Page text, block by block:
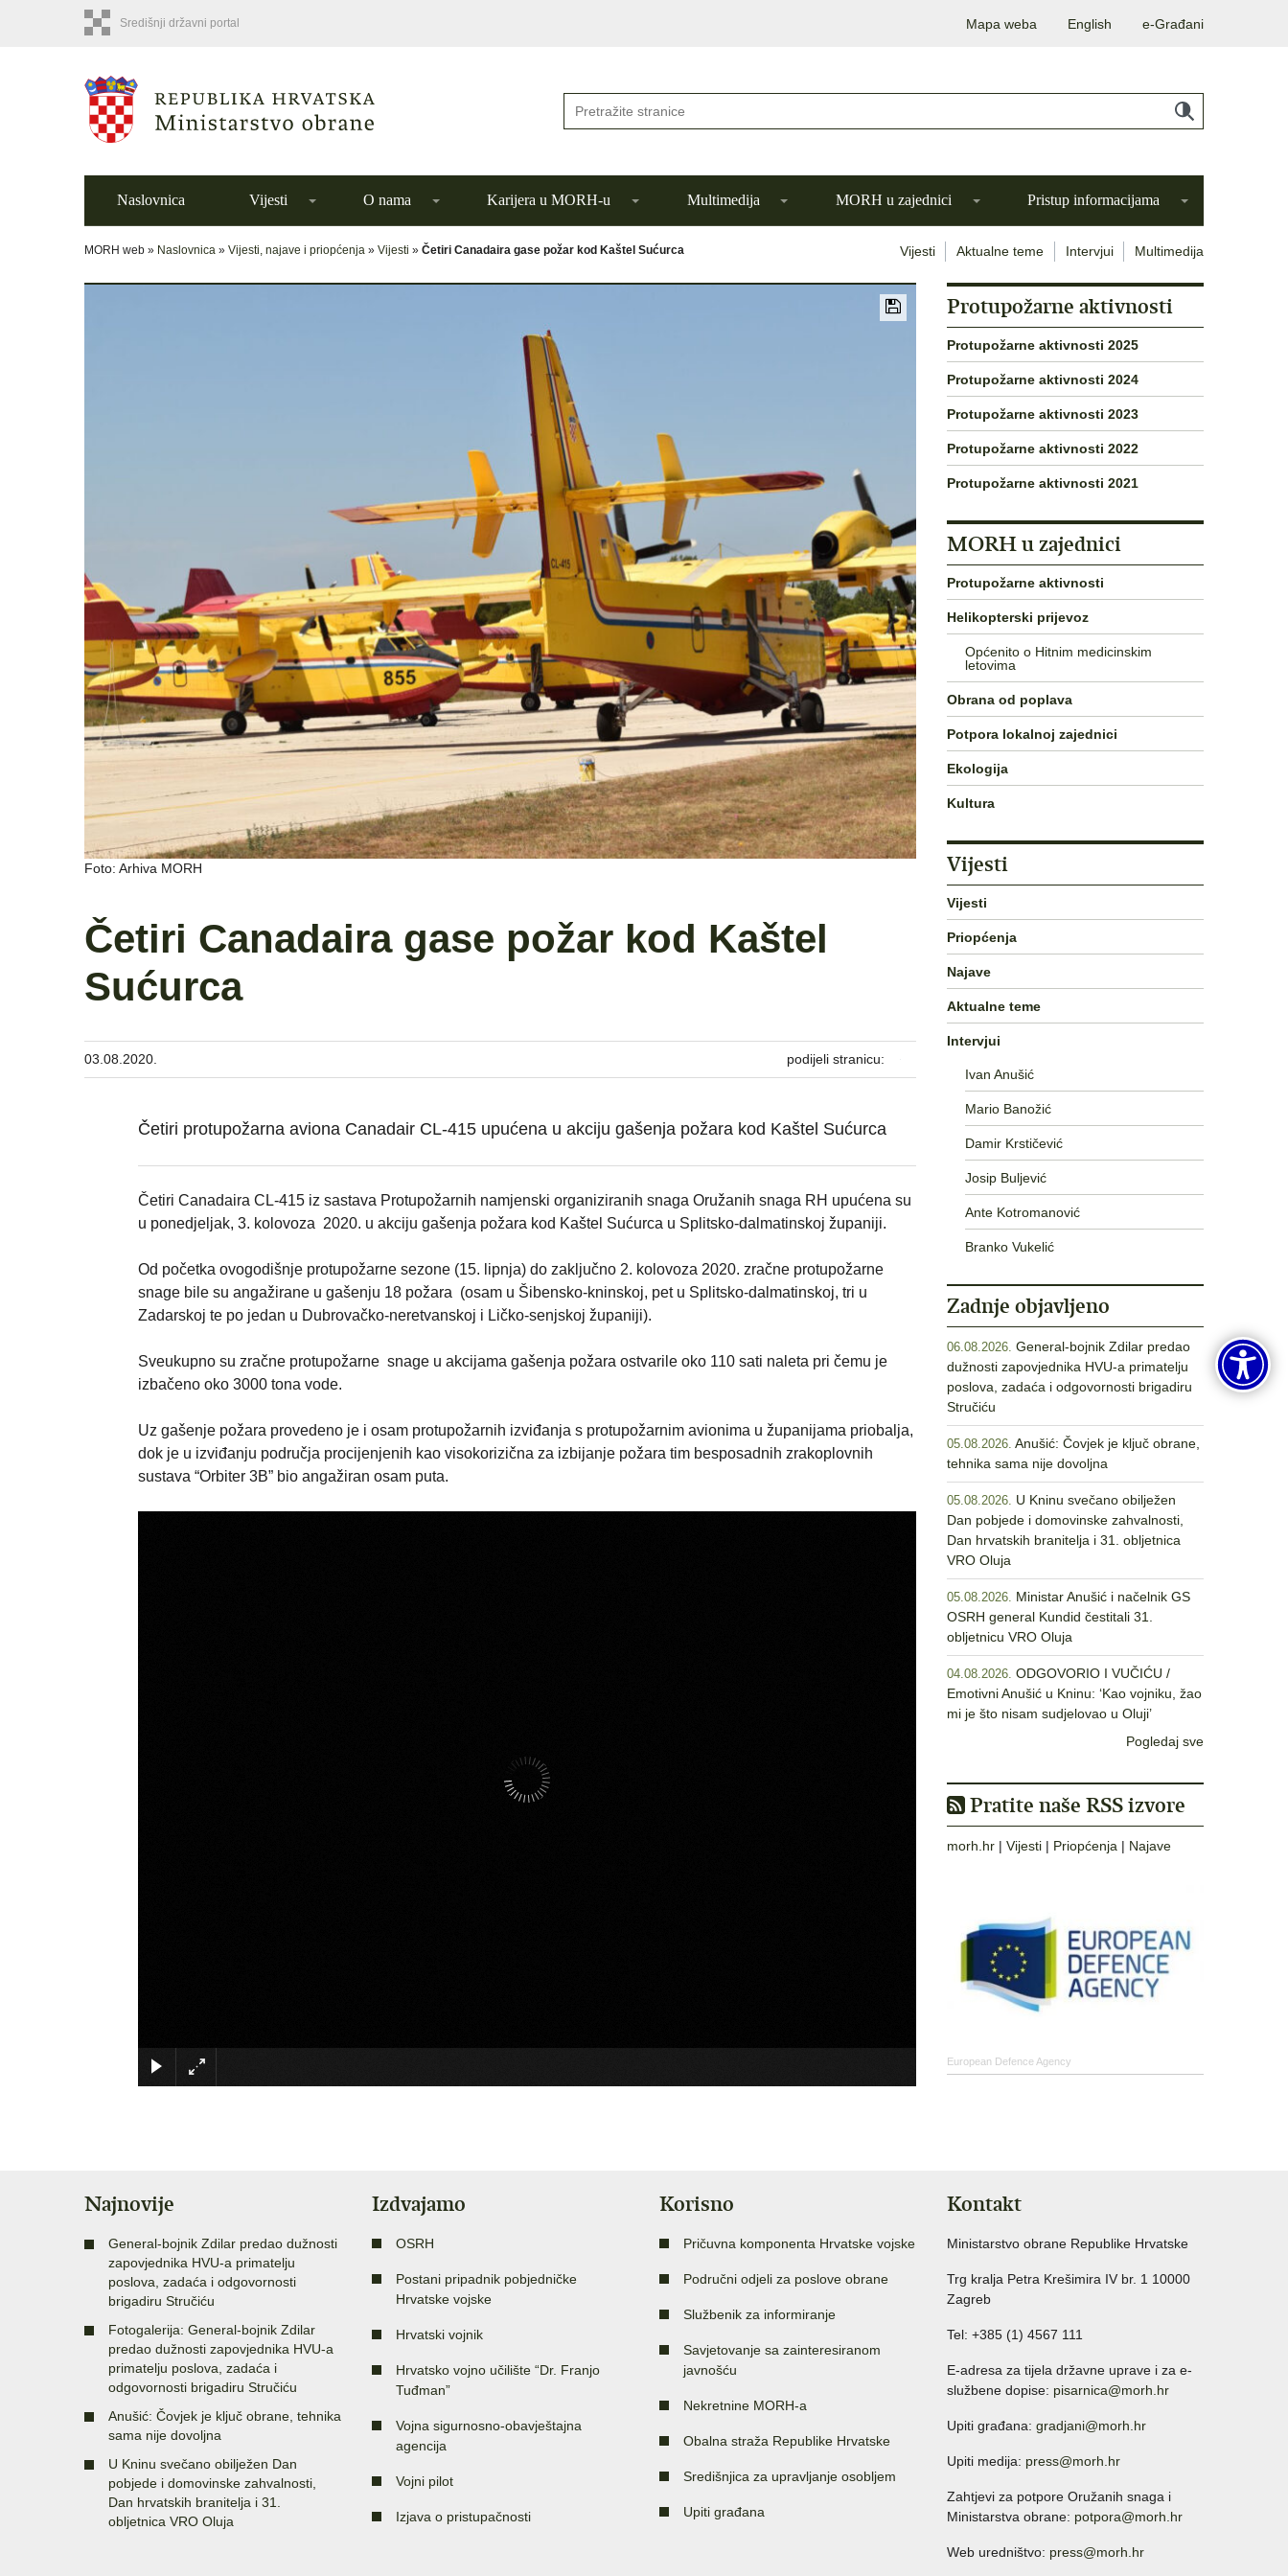
Središnji državni portal Mapa weba English e-Građani
Naslovnica Vijesti O nama Karijera u MORH-u Multimedija MORH u zajednici Pristup informacijama
MORH web » Naslovnica » Vijesti, najave i priopćenja » Vijesti » Četiri Canadaira gase požar kod Kaštel Sućurca Vijesti Aktualne teme Intervjui Multimedija
Foto: Arhiva MORH
Četiri Canadaira gase požar kod Kaštel
Sućurca
03.08.2020. podijeli stranicu:
Četiri protupožarna aviona Canadair CL-415 upućena u akciju gašenja požara kod Kaštel Sućurca
Četiri Canadaira CL-415 iz sastava Protupožarnih namjenski organiziranih snaga Oružanih snaga RH upućena su
u ponedjeljak, 3. kolovoza 2020. u akciju gašenja požara kod Kaštel Sućurca u Splitsko-dalmatinskoj županiji.
Od početka ovogodišnje protupožarne sezone (15. lipnja) do zaključno 2. kolovoza 2020. zračne protupožarne
snage bile su angažirane u gašenju 18 požara (osam u Šibensko-kninskoj, pet u Splitsko-dalmatinskoj, tri u
Zadarskoj te po jedan u Dubrovačko-neretvanskoj i Ličko-senjskoj županiji).
Sveukupno su zračne protupožarne snage u akcijama gašenja požara ostvarile oko 110 sati naleta pri čemu je
izbačeno oko 3000 tona vode.
Uz gašenje požara provedeno je i osam protupožarnih izviđanja s protupožarnim avionima u županijama priobalja,
dok je u izviđanju područja procijenjenih kao visokorizična za izbijanje požara tim besposadnih zrakoplovnih
sustava “Orbiter 3B” bio angažiran osam puta.
Protupožarne aktivnosti
Protupožarne aktivnosti 2025
Protupožarne aktivnosti 2024
Protupožarne aktivnosti 2023
Protupožarne aktivnosti 2022
Protupožarne aktivnosti 2021
MORH u zajednici
Protupožarne aktivnosti
Helikopterski prijevoz
Općenito o Hitnim medicinskim
letovima
Obrana od poplava
Potpora lokalnoj zajednici
Ekologija
Kultura
Vijesti
Vijesti
Priopćenja
Najave
Aktualne teme
Intervjui
Ivan Anušić
Mario Banožić
Damir Krstičević
Josip Buljević
Ante Kotromanović
Branko Vukelić
Zadnje objavljeno
06.08.2026. General-bojnik Zdilar predao
dužnosti zapovjednika HVU-a primatelju
poslova, zadaća i odgovornosti brigadiru
Stručiću
05.08.2026. Anušić: Čovjek je ključ obrane,
tehnika sama nije dovoljna
05.08.2026. U Kninu svečano obilježen
Dan pobjede i domovinske zahvalnosti,
Dan hrvatskih branitelja i 31. obljetnica
VRO Oluja
05.08.2026. Ministar Anušić i načelnik GS
OSRH general Kundid čestitali 31.
obljetnicu VRO Oluja
04.08.2026. ODGOVORIO I VUČIĆU /
Emotivni Anušić u Kninu: ‘Kao vojniku, žao
mi je što nisam sudjelovao u Oluji’
Pogledaj sve
Pratite naše RSS izvore
morh.hr | Vijesti | Priopćenja | Najave
European Defence Agency
Najnovije
General-bojnik Zdilar predao dužnosti
zapovjednika HVU-a primatelju
poslova, zadaća i odgovornosti
brigadiru Stručiću
Fotogalerija: General-bojnik Zdilar
predao dužnosti zapovjednika HVU-a
primatelju poslova, zadaća i
odgovornosti brigadiru Stručiću
Anušić: Čovjek je ključ obrane, tehnika
sama nije dovoljna
U Kninu svečano obilježen Dan
pobjede i domovinske zahvalnosti,
Dan hrvatskih branitelja i 31.
obljetnica VRO Oluja
Izdvajamo
OSRH
Postani pripadnik pobjedničke
Hrvatske vojske
Hrvatski vojnik
Hrvatsko vojno učilište “Dr. Franjo
Tuđman”
Vojna sigurnosno-obavještajna
agencija
Vojni pilot
Izjava o pristupačnosti
Korisno
Pričuvna komponenta Hrvatske vojske
Područni odjeli za poslove obrane
Službenik za informiranje
Savjetovanje sa zainteresiranom
javnošću
Nekretnine MORH-a
Obalna straža Republike Hrvatske
Središnjica za upravljanje osobljem
Upiti građana
Kontakt
Ministarstvo obrane Republike Hrvatske
Trg kralja Petra Krešimira IV br. 1 10000
Zagreb
Tel: +385 (1) 4567 111
E-adresa za tijela državne uprave i za e-
službene dopise: pisarnica@morh.hr
Upiti građana: gradjani@morh.hr
Upiti medija: press@morh.hr
Zahtjevi za potpore Oružanih snaga i
Ministarstva obrane: potpora@morh.hr
Web uredništvo: press@morh.hr